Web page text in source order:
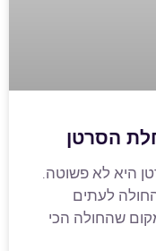
הסרטן
היא לא פשוטה.
לעתים
שהחולה הכי